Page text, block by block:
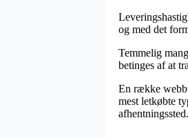
og med det
Temmelig
betinges af at
En række
mest letkøbte
afhentningssted.